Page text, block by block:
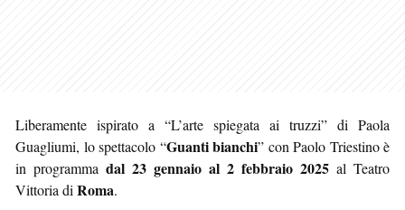
Liberamente ispirato a “L’arte spiegata ai truzzi” di Paola
Guagliumi, lo spettacolo “Guanti bianchi” con Paolo Triestino è
in programma dal 23 gennaio al 2 febbraio 2025 al Teatro
Vittoria di Roma.